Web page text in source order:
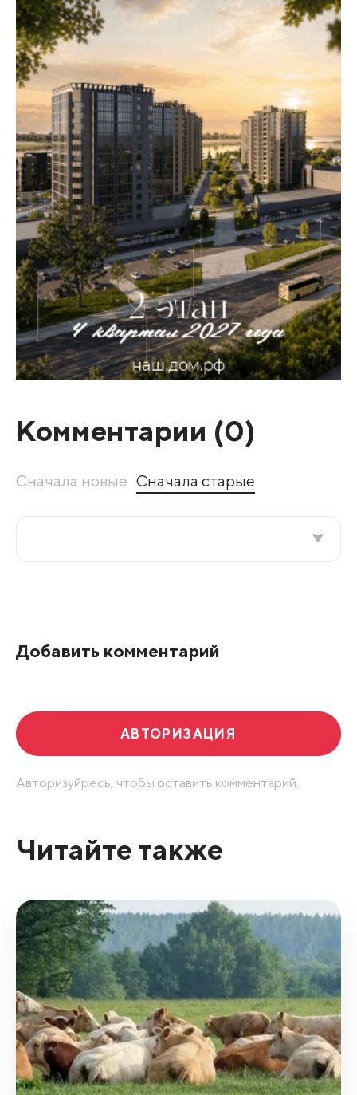
Комментарии (0)
Сначала новые Сначала старые
Добавить комментарий
АВТОРИЗАЦИЯ
Авторизуйресь, чтобы оставить комментарий.
Читайте также